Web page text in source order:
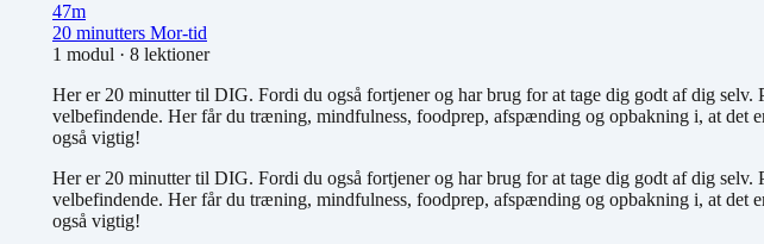
47m
20 minutters Mor-tid
1 modul · 8 lektioner
Her er 20 minutter til DIG. Fordi du også fortjener og har brug for at tage dig godt af dig
velbefindende. Her får du træning, mindfulness, foodprep, afspænding og opbakning i, at det
også vigtig!
Her er 20 minutter til DIG. Fordi du også fortjener og har brug for at tage dig godt af dig
velbefindende. Her får du træning, mindfulness, foodprep, afspænding og opbakning i, at det
også vigtig!